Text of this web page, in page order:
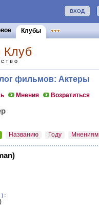
ВХОД
Клубы
Клуб
фильмов: Актеры
Мнения Возратиться
Названию Году Мнениям